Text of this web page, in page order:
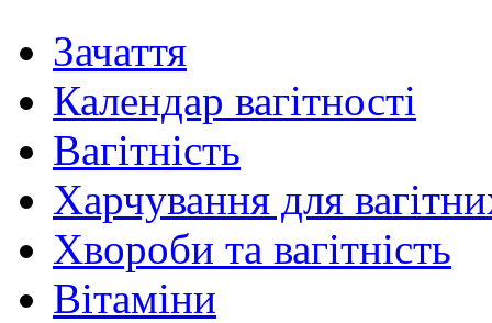
Зачаття
Календар вагітності
Вагітність
Харчування для
Хвороби та вагітність
Вітаміни